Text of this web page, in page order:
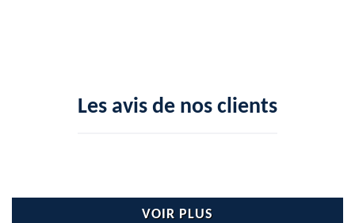
Les avis de nos clients
VOIR PLUS